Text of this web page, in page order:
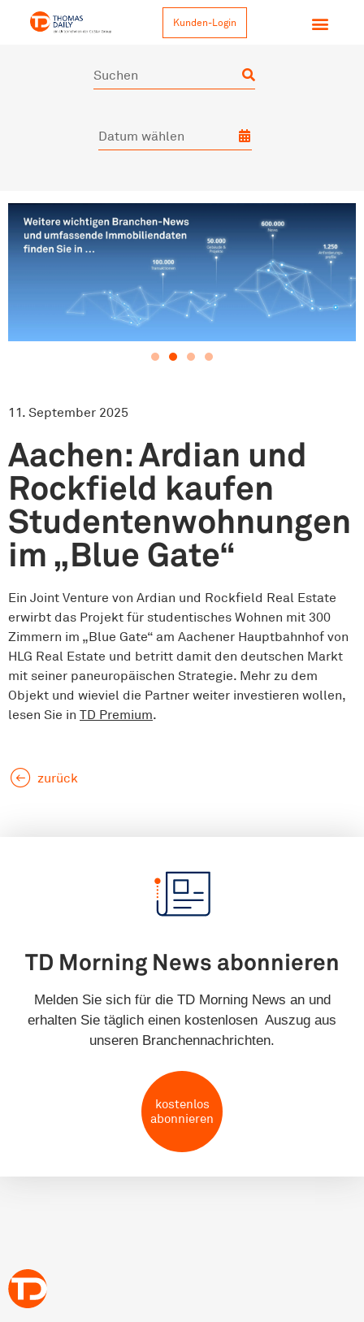
Kunden-Login
11. September 2025
Aachen: Ardian und
Rockfield kaufen
Studentenwohnungen
im „Blue Gate“
Ein Joint Venture von Ardian und Rockfield Real Estate
erwirbt das Projekt für studentisches Wohnen mit 300
Zimmern im „Blue Gate“ am Aachener Hauptbahnhof von
HLG Real Estate und betritt damit den deutschen Markt
mit seiner paneuropäischen Strategie. Mehr zu dem
Objekt und wieviel die Partner weiter investieren wollen,
lesen Sie in TD Premium.
zurück
TD Morning News abonnieren
Melden Sie sich für die TD Morning News an und
erhalten Sie täglich einen kostenlosen Auszug aus
unseren Branchennachrichten.
kostenlos
abonnieren